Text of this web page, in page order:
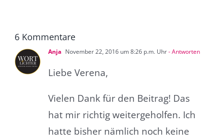
6 Kommentare
Anja November 22, 2016 um 8:26 p.m. Uhr- Antworten
Liebe Verena,
Vielen Dank für den Beitrag! Das
hat mir richtig weitergeholfen. Ich
hatte bisher nämlich noch keine